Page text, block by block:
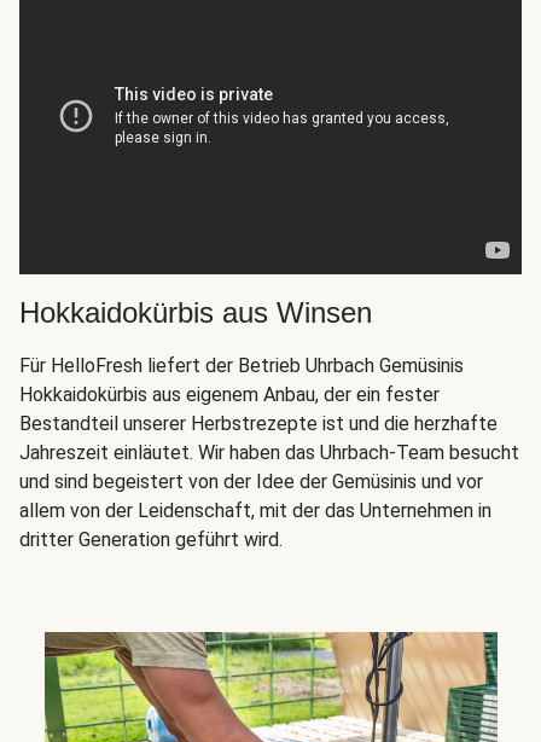
Hokkaidokürbis aus Winsen
Für HelloFresh liefert der Betrieb Uhrbach Gemüsinis
Hokkaidokürbis aus eigenem Anbau, der ein fester
Bestandteil unserer Herbstrezepte ist und die herzhafte
Jahreszeit einläutet. Wir haben das Uhrbach-Team besucht
und sind begeistert von der Idee der Gemüsinis und vor
allem von der Leidenschaft, mit der das Unternehmen in
dritter Generation geführt wird.